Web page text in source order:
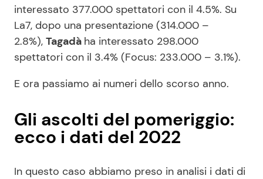
interessato 377.000 spettatori con il 4.5%. Su
La7, dopo una presentazione (314.000 –
2.8%), Tagadà ha interessato 298.000
spettatori con il 3.4% (Focus: 233.000 – 3.1%).
E ora passiamo ai numeri dello scorso anno.
Gli ascolti del pomeriggio:
ecco i dati del 2022
In questo caso abbiamo preso in analisi i dati di